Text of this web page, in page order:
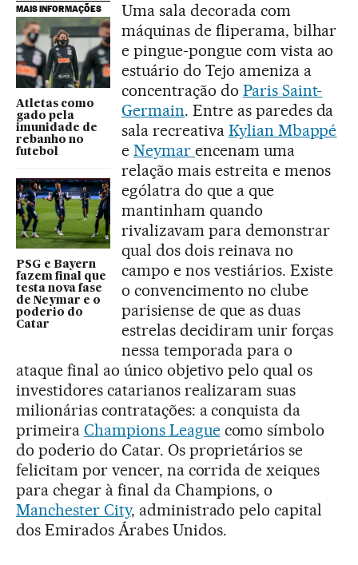
MAIS INFORMAÇÕES
Atletas como
gado pela
imunidade de
rebanho no
futebol
PSG e Bayern
fazem final que
testa nova fase
de Neymar e o
poderio do
Catar
Uma sala decorada com
máquinas de fliperama, bilhar
e pingue-pongue com vista ao
estuário do Tejo ameniza a
concentração do Paris Saint-
Germain. Entre as paredes da
sala recreativa Kylian Mbappé
e Neymar encenam uma
relação mais estreita e menos
ególatra do que a que
mantinham quando
rivalizavam para demonstrar
qual dos dois reinava no
campo e nos vestiários. Existe
o convencimento no clube
parisiense de que as duas
estrelas decidiram unir forças
nessa temporada para o
ataque final ao único objetivo pelo qual os
investidores catarianos realizaram suas
milionárias contratações: a conquista da
primeira Champions Leaguecomo símbolo
do poderio do Catar. Os proprietários se
felicitam por vencer, na corrida de xeiques
para chegar à final da Champions, o
Manchester City, administrado pelo capital
dos Emirados Árabes Unidos.